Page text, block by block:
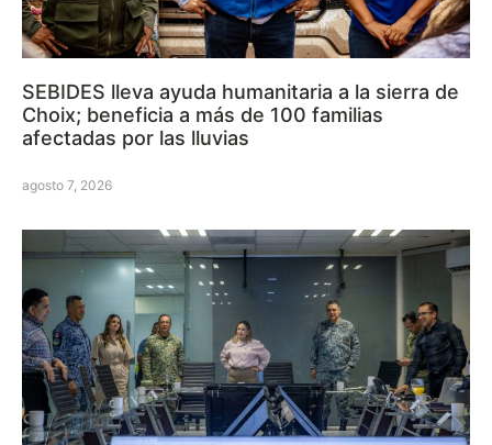
SEBIDES lleva ayuda humanitaria a la sierra de
Choix; beneficia a más de 100 familias
afectadas por las lluvias
agosto 7, 2026